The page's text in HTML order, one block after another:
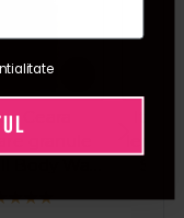
Ceara
granule